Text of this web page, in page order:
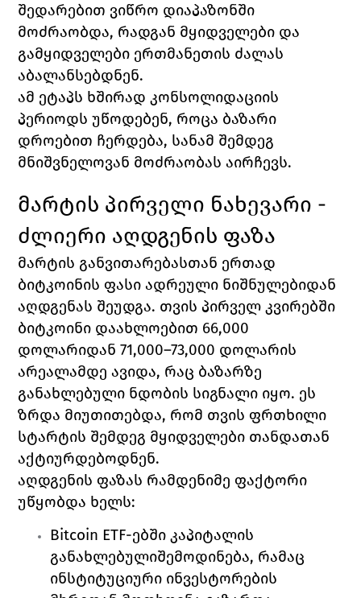
შედარებით ვიწრო დიაპაზონში
მოძრაობდა, რადგან მყიდველები და
გამყიდველები ერთმანეთის ძალას
აბალანსებდნენ.
ამ ეტაპს ხშირად კონსოლიდაციის
პერიოდს უწოდებენ, როცა ბაზარი
დროებით ჩერდება, სანამ შემდეგ
მნიშვნელოვან მოძრაობას აირჩევს.
მარტის პირველი ნახევარი -
ძლიერი აღდგენის ფაზა
მარტის განვითარებასთან ერთად
ბიტკოინის ფასი ადრეული ნიშნულებიდან
აღდგენას შეუდგა. თვის პირველ კვირებში
ბიტკოინი დაახლოებით 66,000
დოლარიდან 71,000–73,000 დოლარის
არეალამდე ავიდა, რაც ბაზარზე
განახლებული ნდობის სიგნალი იყო. ეს
ზრდა მიუთითებდა, რომ თვის ფრთხილი
სტარტის შემდეგ მყიდველები თანდათან
აქტიურდებოდნენ.
აღდგენის ფაზას რამდენიმე ფაქტორი
უწყობდა ხელს:
Bitcoin ETF-ებში კაპიტალის
განახლებულიშემოდინება, რამაც
ინსტიტუციური ინვესტორების